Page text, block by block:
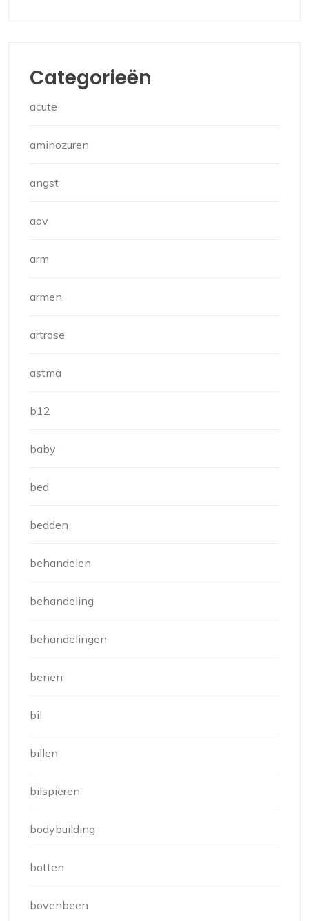
Categorieën
acute
aminozuren
angst
aov
arm
armen
artrose
astma
b12
baby
bed
bedden
behandelen
behandeling
behandelingen
benen
bil
billen
bilspieren
bodybuilding
botten
bovenbeen